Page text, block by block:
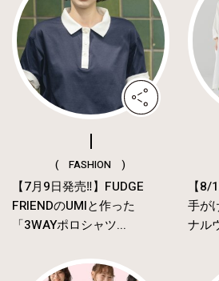
( FASHION )
【7月9日発売‼︎】FUDGE
FRIENDのUMIと作った
「3WAYポロシャツ...
【
手が
ナル